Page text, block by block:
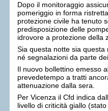
Dopo il monitoraggio
pomeriggio in forma
protezione civile ha tenuto
predisposizione delle
idrovore a protezione della
Sia questa notte sia
né segnalazioni da parte
Il nuovo bollettino emesso
prevedetempo a tratti
attenuazione dalla sera.
Per Vicenza il Cfd indica
livello di criticità giallo